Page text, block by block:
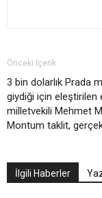
Önceki İçerik
3 bin dolarlık Prada
giydiği için eleştirilen
milletvekili Mehmet
Montum taklit,
İlgili Haberler